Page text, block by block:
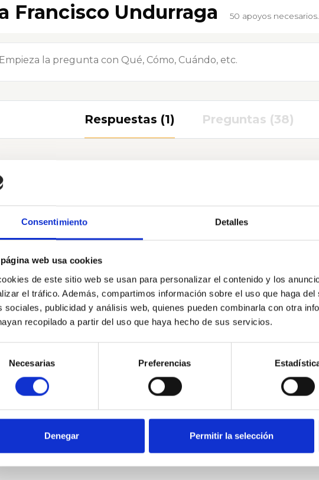
Consentimiento Detalles
página web usa cookies
de este sitio web se usan para personalizar el contenido y los
el tráfico. Además, compartimos información sobre el uso que haga
sociales, publicidad y análisis web, quienes pueden combinarla con otra
recopilado a partir del uso que haya hecho de sus servicios.
Necesarias Preferencias
Denegar Permitir la selección
Francisco Undurraga 50 apoyos necesarios.
Respuestas (1) Preguntas (38)
de dicha autopista
ya que son ellos los
del camino. Así
ya sea, el MTT o la
12 Mar. 2021
VALORAR